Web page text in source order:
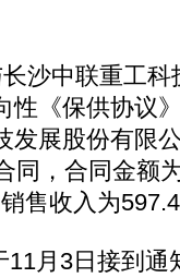
中联重工科
性《保供协议
发展股份有限
同，合同金额
售收入为
月3日接到通